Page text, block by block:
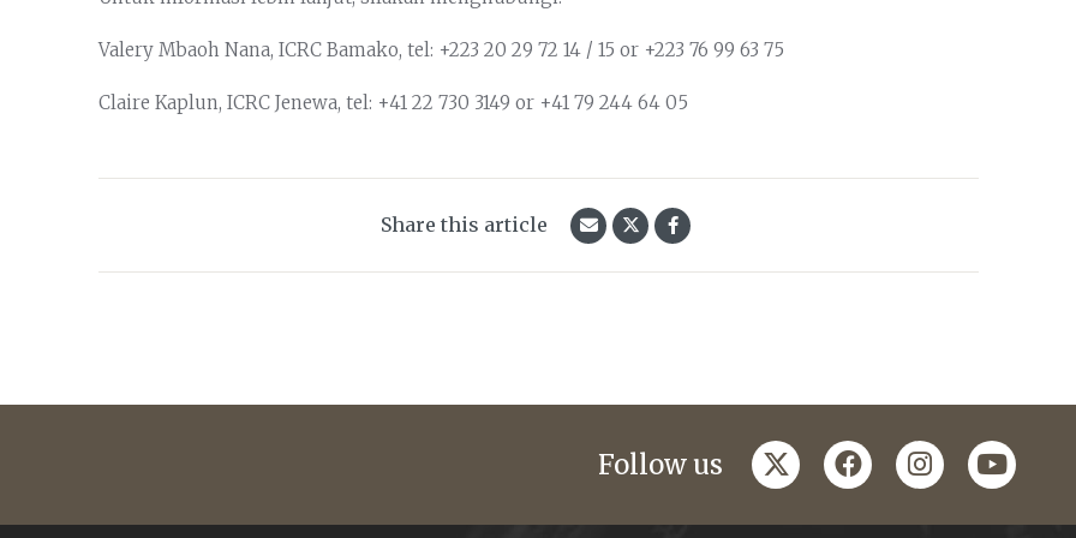
Valery Mbaoh Nana, ICRC Bamako, tel: +223 20 29 72 14 / 15 or +223 76 99 63 75
Claire Kaplun, ICRC Jenewa, tel: +41 22 730 3149 or +41 79 244 64 05
Share this article
Follow us twitterfacebookinstagram